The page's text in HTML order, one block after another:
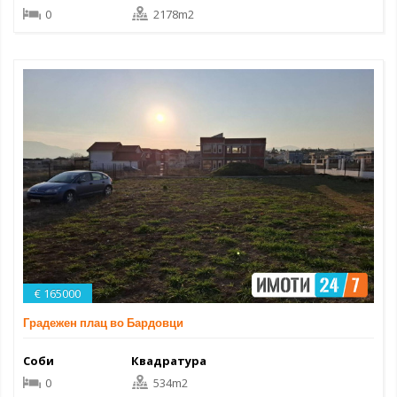
0
2178m2
€ 165000
Градежен плац во Бардовци
Соби
0
Квадратура
534m2